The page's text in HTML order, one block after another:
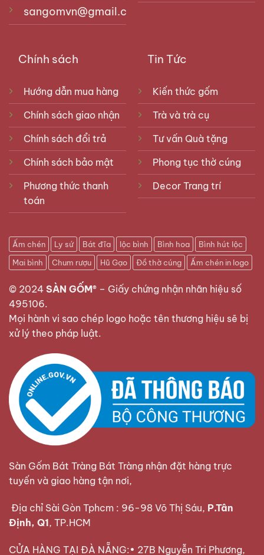
sangomvn@gmail.com
Chính sách
Hướng dẫn mua hàng
Chính sách giao nhận
Chính sách đổi trả
Chính sách bảo mật
Phương thức thanh
toán
Tin Tức
Kiến thức gốm
Trà và trà cụ
Tư vấn Quà tặng
Phong tục thờ cúng
Decor Trang trí
Ấm chén Ly sứ Bát đĩa lộc bình Bình hoa
Bình hút lộc
Mai bình
Chum rượu Hũ Gạo Đồ thờ cúng Ấm chén in logo
© 2024 SÀN GỐM® – Giấy chứng nhận nhãn hiệu số
495106.
Mọi hành vi sao chép logo hoặc tên thương hiệu sẽ bị
xử lý theo pháp luật.
Sàn Gốm Bát Tràng Bát Tràng nhận đặt hàng trực
tuyến và giao hàng tận nơi,
Địa chỉ Sài Gòn Tphcm : 96-98 Võ Thị Sáu, P.Tân
Định, Q1, TP.HCM
CỬA HÀNG TẠI ĐÀ NẴNG:• 27B Nguyễn Tri Phương,